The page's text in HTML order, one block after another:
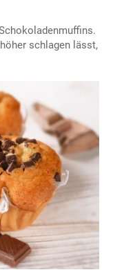
schlagen lässt,